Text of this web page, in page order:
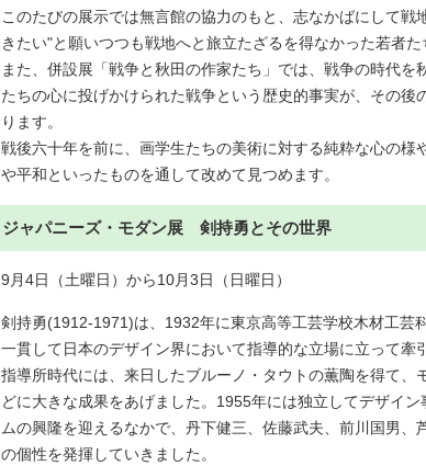
このたびの展示では無言館の協力のもと、志なかばにして
きたい"と願いつつも戦地へと旅立たざるを得なかった若者た
また、併設展「戦争と秋田の作家たち」では、戦争の時代
たちの心に投げかけられた戦争という歴史的事実が、その
ります。
戦後六十年を前に、画学生たちの美術に対する純粋な心の
や平和といったものを通して改めて見つめます。
ジャパニーズ・モダン展 剣持勇とその世界
9月4日（土曜日）から10月3日（日曜日）
剣持勇(1912-1971)は、1932年に東京高等工芸学校木材工芸
一貫して日本のデザイン界において指導的な立場に立って牽
指導所時代には、来日したブルーノ・タウトの薫陶を得て
どに大きな成果をあげました。1955年には独立してデザイ
ムの興隆を迎えるなかで、丹下健三、佐藤武夫、前川国男
の個性を発揮していきました。